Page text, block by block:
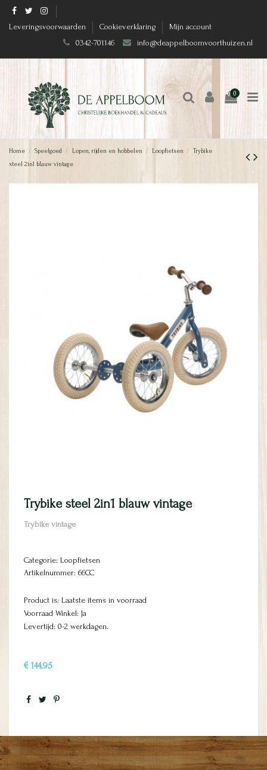
Leveringsvoorwaarden Cookieverklaring
Mijn account
0342-701146
info@deappelboomvoorthuizen.nl
0
Home Speelgoed Lopen, rijden en hobbelen Loopfietsen
Trybike
steel 2in1 blauw vintage
Trybike steel 2in1 blauw vintage
Trybike vintage
Categorie: Loopfietsen
Artikelnummer: 66CC
Product is: Laatste items in voorraad
Voorraad Winkel: Ja
Levertijd: 0-2 werkdagen.
€ 144,95